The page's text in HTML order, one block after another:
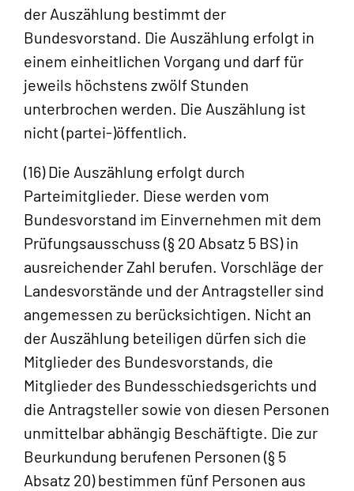
der Auszählung bestimmt der
Bundesvorstand. Die Auszählung erfolgt in
einem einheitlichen Vorgang und darf für
jeweils höchstens zwölf Stunden
unterbrochen werden. Die Auszählung ist
nicht (partei-)öffentlich.
(16) Die Auszählung erfolgt durch
Parteimitglieder. Diese werden vom
Bundesvorstand im Einvernehmen mit dem
Prüfungsausschuss (§ 20 Absatz 5 BS) in
ausreichender Zahl berufen. Vorschläge der
Landesvorstände und der Antragsteller sind
angemessen zu berücksichtigen. Nicht an
der Auszählung beteiligen dürfen sich die
Mitglieder des Bundesvorstands, die
Mitglieder des Bundesschiedsgerichts und
die Antragsteller sowie von diesen Personen
unmittelbar abhängig Beschäftigte. Die zur
Beurkundung berufenen Personen (§ 5
Absatz 20) bestimmen fünf Personen aus